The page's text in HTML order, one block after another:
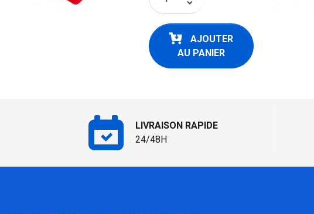
keyboard_arrow_down
AJOUTER
AU PANIER
LIVRAISON RAPIDE
24/48H